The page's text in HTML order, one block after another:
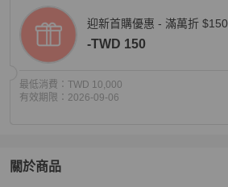
迎新首購優惠 - 滿萬折 $150
-TWD 150
最低消費： TWD 10,000
有效期限： 2026-09-06
關於商品